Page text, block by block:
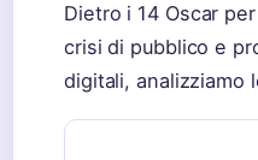
Dietro i 14 Oscar
crisi di pubblico e
digitali, analizziamo